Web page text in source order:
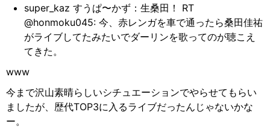
super_kaz すうぱ〜かず：生桑田！ RT
@honmoku045: 今、赤レンガを車で通ったら桑田佳祐
がライブしてたみたいでダーリンを歌ってのが聴こえ
てきた。
www
今まで沢山素晴らしいシチュエーションでやらせてもらい
ましたが、歴代TOP3に入るライブだったんじゃないかな
ー。